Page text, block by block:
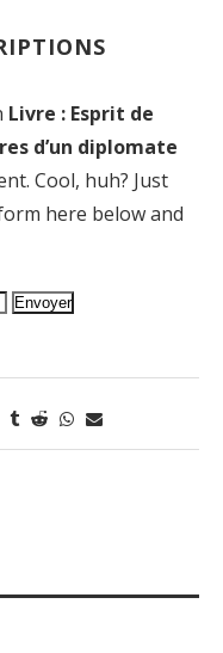
Livre : Esprit de
d’un diplomate
Cool, huh? Just
here below and